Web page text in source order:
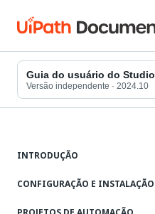
Guia do usuário do Studio
Versão independente · 2024.10
INTRODUÇÃO
CONFIGURAÇÃO E INSTALAÇÃO